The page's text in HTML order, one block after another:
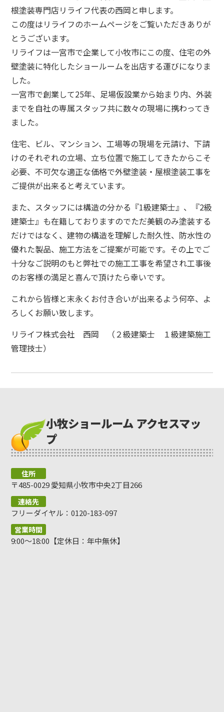
根塗装専門店リライフ代表の西岡と申します。
この度はリライフのホームページをご覧いただきありが
とうございます。
リライフは一宮市で企業して小牧市にこの度、住宅の外
壁塗装に特化したショールームを出店する運びになりま
した。
一宮市で創業して25年、足場仮設業から始まり内、外装
までを自社の専属スタッフ共に数々の現場に携わってき
ました。
住宅、ビル、マンション、工場等の現場を元請け、下請
けのそれぞれの立場、立ち位置で施工してきたからこそ
必要、不可欠な適正な価格で外壁塗装・屋根塗装工事を
ご提供が出来ると考えています。
また、スタッフには構造の分かる『1級建築士』、『2級
建築士』も在籍しておりますのでただ美観のみ塗装する
だけではなく、建物の構造を理解した耐久性、防水性の
優れた製品、施工方法をご提案が可能です。 その上でご
十分なご説明のもと弊社での施工工事を希望され工事後
のお客様の満足と喜んで頂けたら幸いです。
これから皆様と末永くお付き合いが出来るよう何卒、よ
ろしくお願い致します。
リライフ株式会社 西岡 （２級建築士 １級建築施工
管理技士）
小牧ショールーム アクセスマッ
プ
住所
〒485-0029 愛知県小牧市中央2丁目266
連絡先
フリーダイヤル：0120-183-097
営業時間
9:00～18:00【定休日：年中無休】